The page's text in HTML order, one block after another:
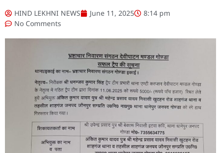
HIND LEKHNI NEWS June 11, 2025
8:14 pm
No Comments